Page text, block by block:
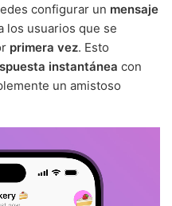
configurar un mensaje
los usuarios que se
primera vez. Esto
instantánea con
un amistoso